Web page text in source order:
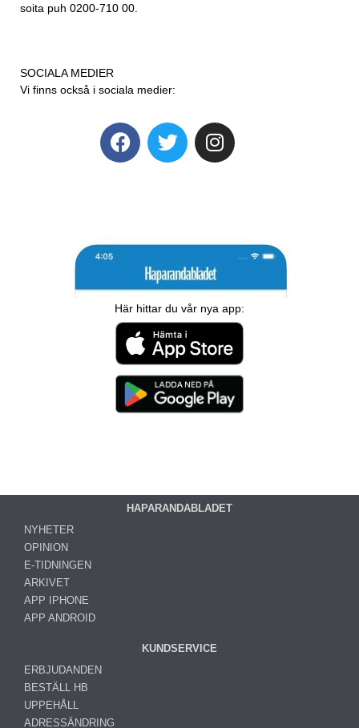
soita puh 0200-710 00.
SOCIALA MEDIER
Vi finns också i sociala medier:
Här hittar du vår nya app:
HAPARANDABLADET
NYHETER
OPINION
E-TIDNINGEN
ARKIVET
APP IPHONE
APP ANDROID
KUNDSERVICE
ERBJUDANDEN
BESTÄLL HB
UPPEHÅLL
ADRESSÄNDRING